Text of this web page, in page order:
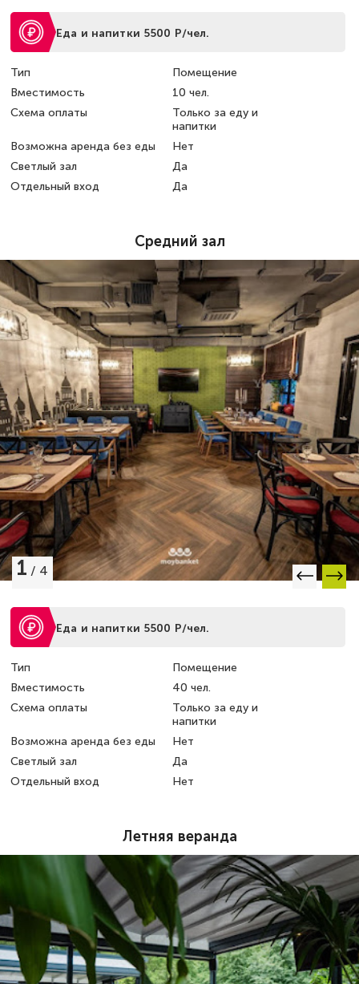
Еда и напитки 5500 Р/чел.
Тип
Помещение
Вместимость
10 чел.
Схема оплаты
Только за еду и
напитки
Возможна аренда без еды
Нет
Светлый зал
Да
Отдельный вход
Да
Средний зал
1 / 4
Еда и напитки 5500 Р/чел.
Тип
Помещение
Вместимость
40 чел.
Схема оплаты
Только за еду и
напитки
Возможна аренда без еды
Нет
Светлый зал
Да
Отдельный вход
Нет
Летняя веранда